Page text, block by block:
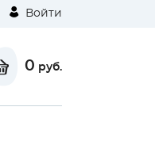
Войти
0 руб.